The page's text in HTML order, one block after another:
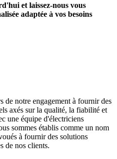
et laissez-nous vous
adaptée à vos besoins
de notre engagement à fournir des
axés sur la qualité, la fiabilité et
une équipe d'électriciens
sommes établis comme un nom
à fournir des solutions
de nos clients.